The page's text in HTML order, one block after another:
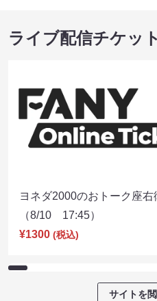
ライブ配信チケット
ヨネダ2000のおトーク座右
（8/10 17:45）
¥1300 (税込)
サイトを